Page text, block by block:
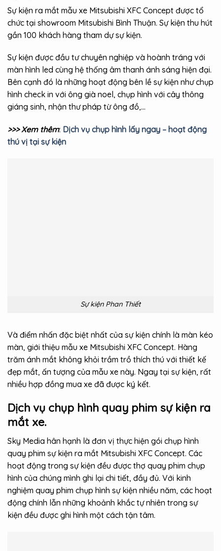
Sự kiện ra mắt mẫu xe Mitsubishi XFC Concept được tổ
chức tại showroom Mitsubishi Bình Thuận. Sự kiện thu hút
gần 100 khách hàng tham dự sự kiện.
Sự kiện được đầu tư chuyên nghiệp và hoành tráng với
màn hình led cùng hệ thống âm thanh ánh sáng hiện đại.
Bên cạnh đó là những hoạt động bên lề sự kiện như chụp
hình check in với ông già noel, chụp hình với cây thông
giáng sinh, nhận thư pháp từ ông đồ,…
>>> Xem thêm: Dịch vụ chụp hình lấy ngay – hoạt động
thú vị tại sự kiện
Sự kiện Phan Thiết
Và điểm nhấn đặc biệt nhất của sự kiện chính là màn kéo
màn, giới thiệu mẫu xe Mitsubishi XFC Concept. Hàng
trăm ánh mắt không khỏi trầm trồ thích thú với thiết kế
đẹp mắt, ấn tượng của mẫu xe này. Ngay tại sự kiện, rất
nhiều hợp đồng mua xe đã được ký kết.
Dịch vụ chụp hình quay phim sự kiện ra
mắt xe.
Sky Media hân hạnh là đơn vị thực hiện gói chụp hình
quay phim sự kiện ra mắt Mitsubishi XFC Concept. Các
hoạt động trong sự kiện đều được thợ quay phim chụp
hình của chúng mình ghi lại chi tiết, đầy đủ. Với kinh
nghiệm quay phim chụp hình sự kiện nhiều năm, các hoạt
động chính lẫn những khoảnh khắc tự nhiên trong sự
kiện đều được ghi hình một cách tận tâm.